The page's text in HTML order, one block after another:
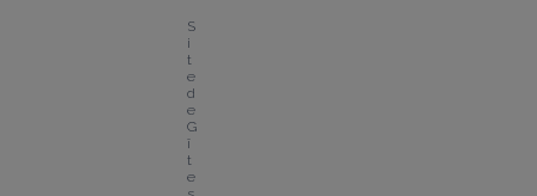
S
i
t
e
d
e
G
î
t
e